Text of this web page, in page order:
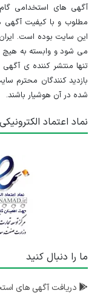
آگهی های استخدامی
مطلوب و با کیفیت آگهی
این سایت بوده است.
می شود و وابسته به هیچ
تنها منتشر کننده ی
بازدید کنندگان محترم
شده در آن هوشیار باشند.
نماد اعتماد الکترونیکی
ما را دنبال کنید
دریافت آگهی های